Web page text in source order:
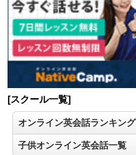
[スクール一覧]
オンライン英会話ランキング
子供オンライン英会話一覧